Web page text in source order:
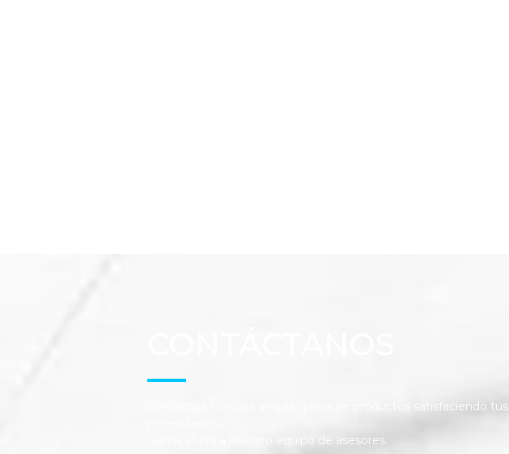
Contamos con una amplia gama de productos satisfaciendo tus
Llama ahora a nuestro equipo de asesores.